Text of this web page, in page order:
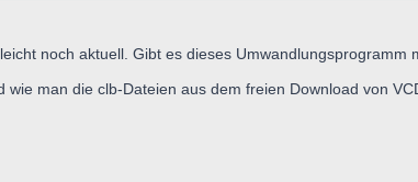
noch aktuell. Gibt es dieses
wie man die clb-Dateien aus dem freien Download von